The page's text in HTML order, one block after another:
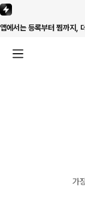
앱에서는 등록부터 찜까지,
가